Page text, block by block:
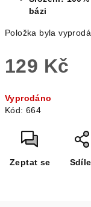
bázi
Položka byla
129 Kč
cena:
Vyprodáno
Kód: 664
Zeptat se